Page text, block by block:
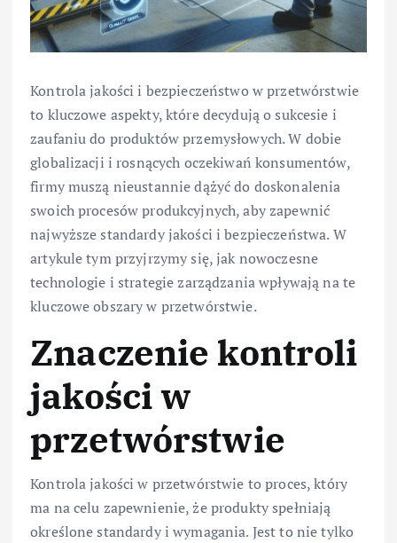
Kontrola jakości i bezpieczeństwo w przetwórstwie
to kluczowe aspekty, które decydują o sukcesie i
zaufaniu do produktów przemysłowych. W dobie
globalizacji i rosnących oczekiwań konsumentów,
firmy muszą nieustannie dążyć do doskonalenia
swoich procesów produkcyjnych, aby zapewnić
najwyższe standardy jakości i bezpieczeństwa. W
artykule tym przyjrzymy się, jak nowoczesne
technologie i strategie zarządzania wpływają na te
kluczowe obszary w przetwórstwie.
Znaczenie kontroli
jakości w
przetwórstwie
Kontrola jakości w przetwórstwie to proces, który
ma na celu zapewnienie, że produkty spełniają
określone standardy i wymagania. Jest to nie tylko